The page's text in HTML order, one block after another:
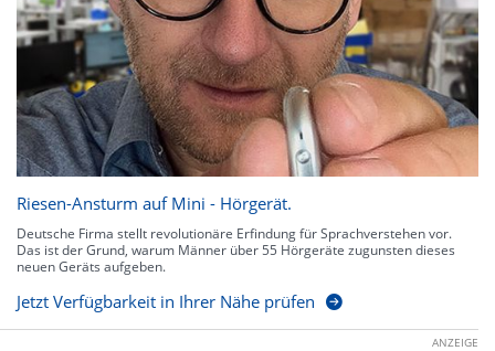
Riesen-Ansturm auf Mini - Hörgerät.
Deutsche Firma stellt revolutionäre Erfindung für Sprachverstehen vor.
Das ist der Grund, warum Männer über 55 Hörgeräte zugunsten dieses
neuen Geräts aufgeben.
Jetzt Verfügbarkeit in Ihrer Nähe prüfen
ANZEIGE